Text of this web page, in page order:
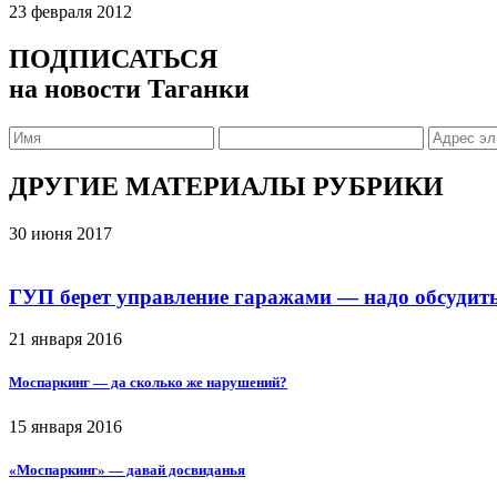
23 февраля 2012
ПОДПИСАТЬСЯ
на новости Таганки
ДРУГИЕ МАТЕРИАЛЫ РУБРИКИ
30 июня 2017
ГУП берет управление гаражами — надо
21 января 2016
Моспаркинг — да сколько же нарушений?
15 января 2016
«Моспаркинг» — давай досвиданья